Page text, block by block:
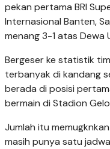
pekan pertama BRI
Internasional Banten,
menang 3-1 atas
Bergeser ke statistik
terbanyak di kandang
berada di posisi
bermain di Stadion
Jumlah itu
masih punya satu